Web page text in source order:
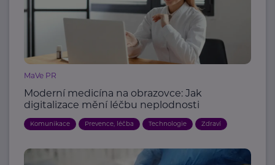
MaVe PR
Moderní medicína na obrazovce: Jak
digitalizace mění léčbu neplodnosti
Komunikace Prevence, léčba Technologie Zdraví